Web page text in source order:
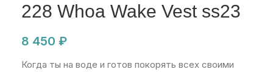
228 Whoa Wake Vest ss23
8 450 ₽
Когда ты на воде и готов покорять всех своими